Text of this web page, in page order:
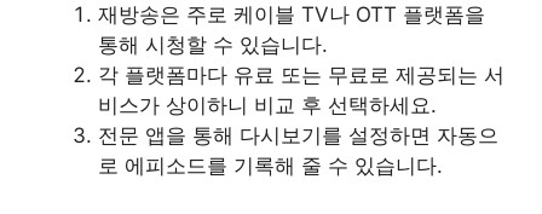
재방송은 주로 케이블 TV나 OTT 플랫폼을
통해 시청할 수 있습니다.
각 플랫폼마다 유료 또는 무료로 제공되는 서
비스가 상이하니 비교 후 선택하세요.
전문 앱을 통해 다시보기를 설정하면 자동으
로 에피소드를 기록해 줄 수 있습니다.